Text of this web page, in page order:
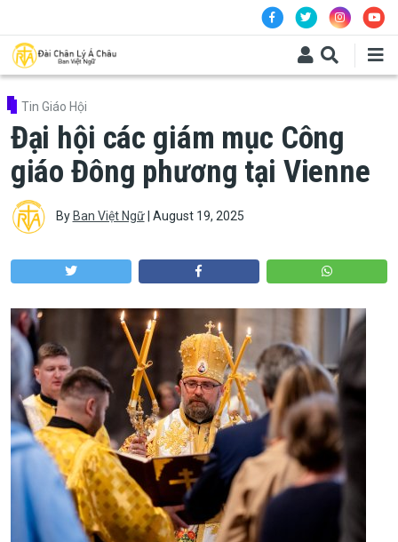
Tin Giáo Hội
Đại hội các giám mục Công
giáo Đông phương tại Vienne
By Ban Việt Ngữ| August 19, 2025